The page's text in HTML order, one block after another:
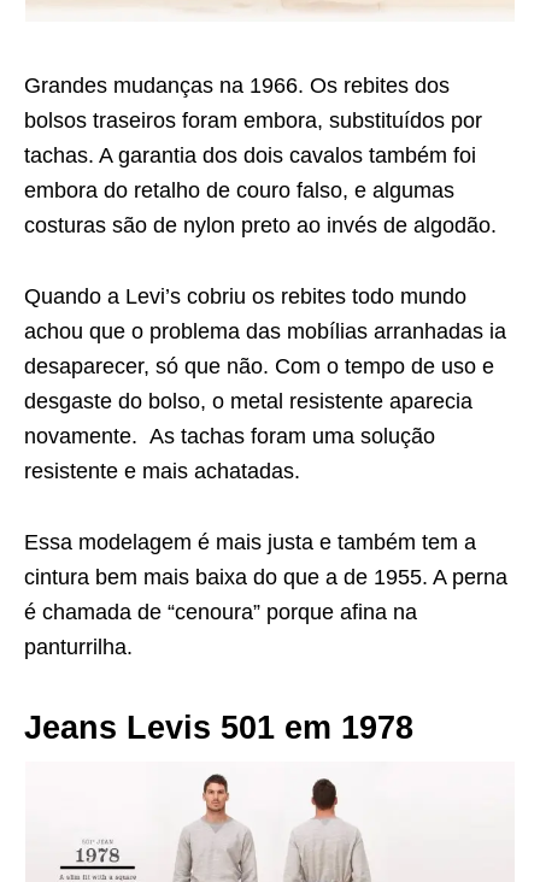
Grandes mudanças na 1966. Os rebites dos
bolsos traseiros foram embora, substituídos por
tachas. A garantia dos dois cavalos também foi
embora do retalho de couro falso, e algumas
costuras são de nylon preto ao invés de algodão.
Quando a Levi’s cobriu os rebites todo mundo
achou que o problema das mobílias arranhadas ia
desaparecer, só que não. Com o tempo de uso e
desgaste do bolso, o metal resistente aparecia
novamente. As tachas foram uma solução
resistente e mais achatadas.
Essa modelagem é mais justa e também tem a
cintura bem mais baixa do que a de 1955. A perna
é chamada de “cenoura” porque afina na
panturrilha.
Jeans Levis 501 em 1978